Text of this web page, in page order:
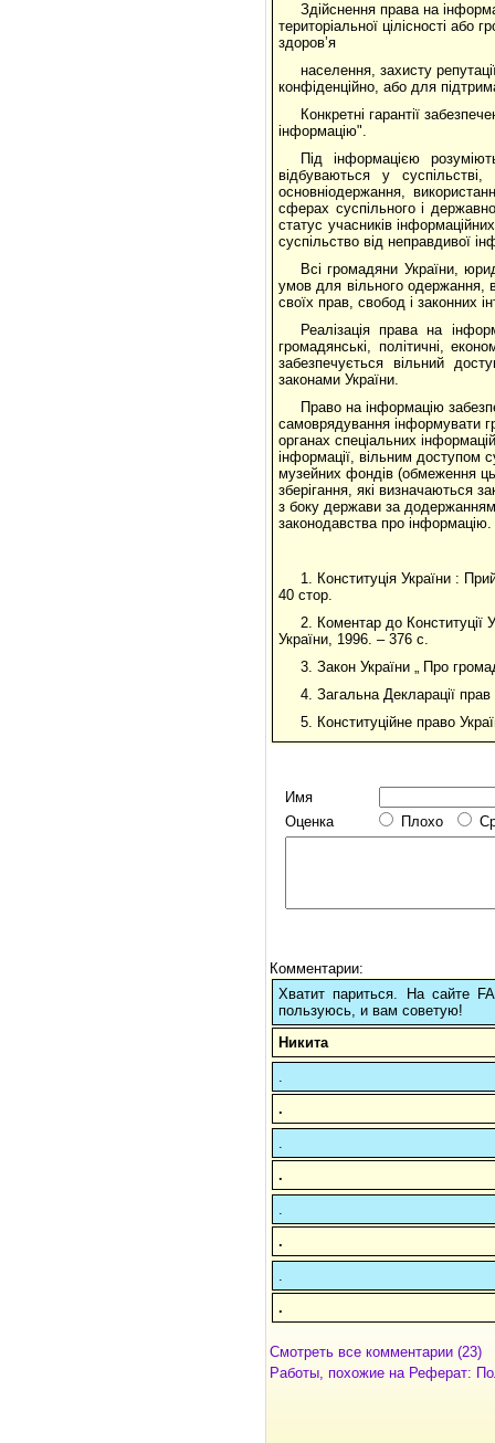
Здійснення права на
територіальної цілісності
здоров’я
населення, захисту
конфіденційно, або для
Конкретні гарантії
інформацію".
Під інформацією
відбуваються у
основніодержання,
сферах суспільного і
статус учасників
суспільство від неправдивої
Всі громадяни України,
умов для вільного одержання,
своїх прав, свобод і законних
Реалізація права на
громадянські, політичні,
забезпечується вільний
законами України.
Право на інформацію
самоврядування інформувати
органах спеціальних
інфор­мації, вільним доступом
му­зейних фондів (обмеження
зберігання, які визначаються
з боку держави за
законодавства про інформацію.
1. Конституція України :
40 стор.
2. Коментар до Конституції
України, 1996. – 376 с.
3. Закон України „ Про
4. Загальна Декларації
5. Конституційне право
Имя
Оценка
Плохо
Комментарии:
Хватит париться. На сайте
пользуюсь, и вам советую!
Никита
.
.
.
.
Смотреть все комментарии (23)
Работы, похожие на Реферат: